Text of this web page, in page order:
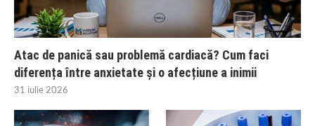
Atac de panică sau problemă cardiacă? Cum faci
diferența între anxietate și o afecțiune a inimii
31 iulie 2026